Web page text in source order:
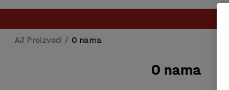
AJ Proizvodi O nama
O nama